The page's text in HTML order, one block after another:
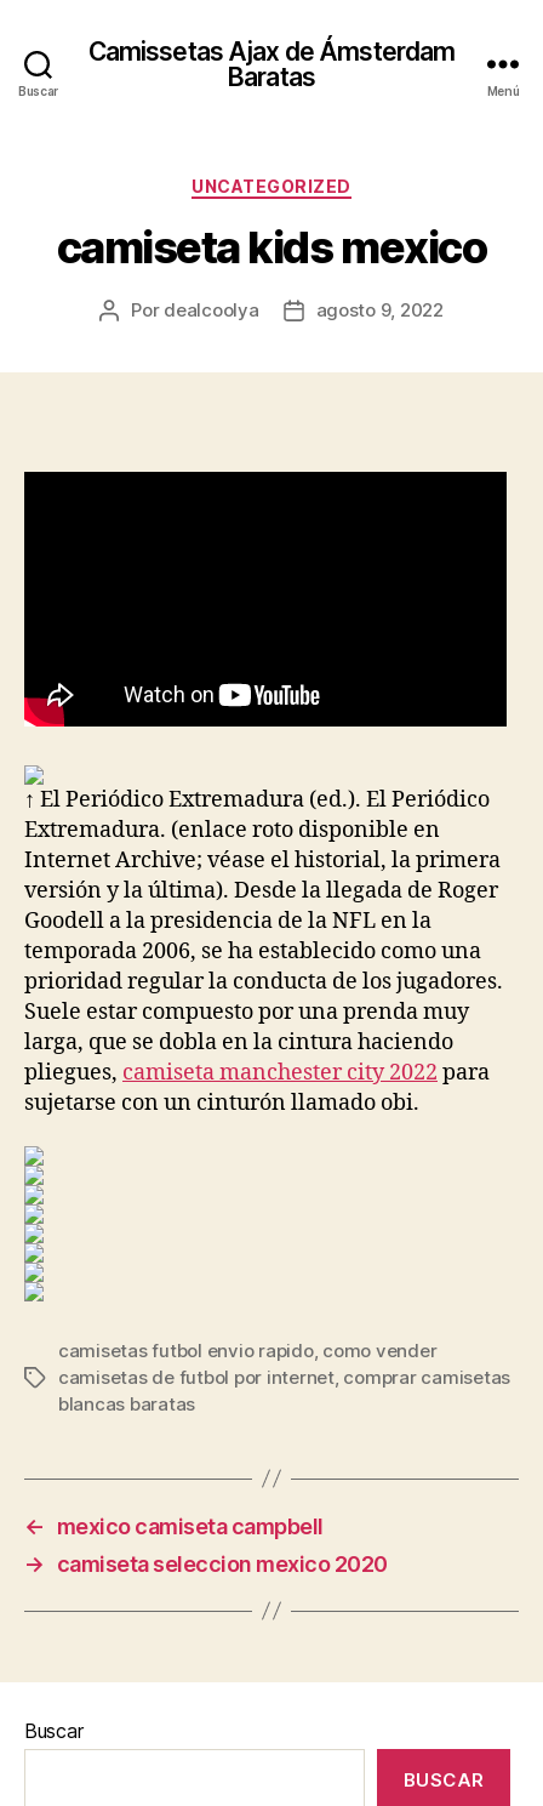
Buscar
Camissetas Ajax de Ámsterdam
Baratas
Menú
Categorías
UNCATEGORIZED
camiseta kids mexico
Autor
Por dealcoolya
Fechaagosto 9, 2022
↑ El Periódico Extremadura (ed.). El Periódico
Extremadura. (enlace roto disponible en
Internet Archive; véase el historial, la primera
versión y la última). Desde la llegada de Roger
Goodell a la presidencia de la NFL en la
temporada 2006, se ha establecido como una
prioridad regular la conducta de los jugadores.
Suele estar compuesto por una prenda muy
larga, que se dobla en la cintura haciendo
pliegues, camiseta manchester city 2022 para
sujetarse con un cinturón llamado obi.
Etiquetas
camisetas futbol envio rapido, como vender
camisetas de futbol por internet, comprar camisetas
blancas baratas
←
mexico camiseta campbell
→
camiseta seleccion mexico 2020
Buscar
BUSCAR